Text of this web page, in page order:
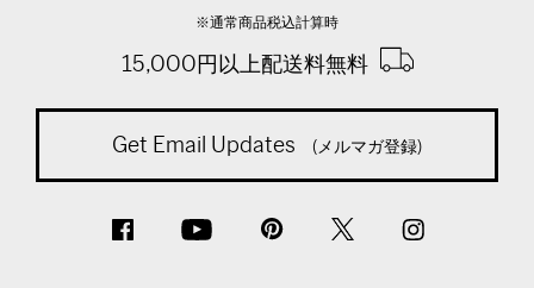
※通常商品税込計算時
15,000円以上配送料無料
Get Email Updates (メルマガ登録)